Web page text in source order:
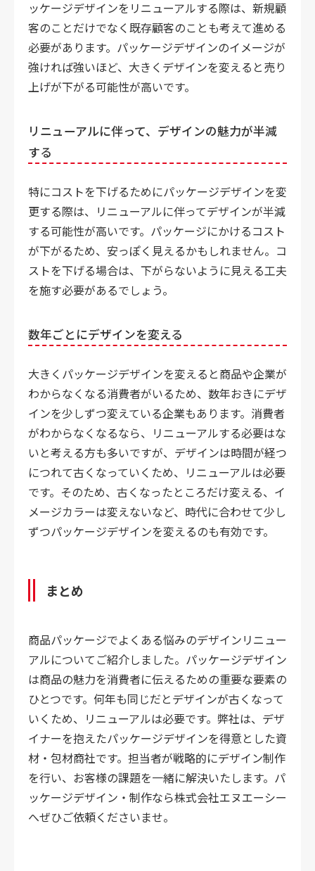
ッケージデザインをリニューアルする際は、新規顧
客のことだけでなく既存顧客のことも考えて進める
必要があります。パッケージデザインのイメージが
強ければ強いほど、大きくデザインを変えると売り
上げが下がる可能性が高いです。
リニューアルに伴って、デザインの魅力が半減
する
特にコストを下げるためにパッケージデザインを変
更する際は、リニューアルに伴ってデザインが半減
する可能性が高いです。パッケージにかけるコスト
が下がるため、安っぽく見えるかもしれません。コ
ストを下げる場合は、下がらないように見える工夫
を施す必要があるでしょう。
数年ごとにデザインを変える
大きくパッケージデザインを変えると商品や企業が
わからなくなる消費者がいるため、数年おきにデザ
インを少しずつ変えている企業もあります。消費者
がわからなくなるなら、リニューアルする必要はな
いと考える方も多いですが、デザインは時間が経つ
につれて古くなっていくため、リニューアルは必要
です。そのため、古くなったところだけ変える、イ
メージカラーは変えないなど、時代に合わせて少し
ずつパッケージデザインを変えるのも有効です。
まとめ
商品パッケージでよくある悩みのデザインリニュー
アルについてご紹介しました。パッケージデザイン
は商品の魅力を消費者に伝えるための重要な要素の
ひとつです。何年も同じだとデザインが古くなって
いくため、リニューアルは必要です。弊社は、デザ
イナーを抱えたパッケージデザインを得意とした資
材・包材商社です。担当者が戦略的にデザイン制作
を行い、お客様の課題を一緒に解決いたします。パ
ッケージデザイン・制作なら株式会社エヌエーシー
へぜひご依頼くださいませ。